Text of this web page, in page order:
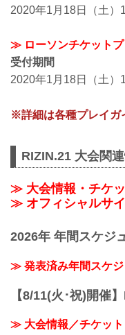
2020年1月18日（土
≫ ローソンチケットプ
受付期間
2020年1月18日（土
※詳細は各種プレイガ
RIZIN.21 大会関
≫ 大会情報・チケ
≫ オフィシャルサ
2026年 年間スケジ
≫ 発表済み年間スケジ
【8/11(火･祝)開催
≫ 大会情報／チケット